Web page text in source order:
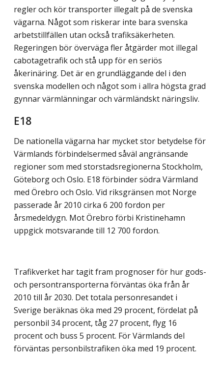
regler och kör transporter illegalt på de svenska
vägarna. Något som riskerar inte bara svenska
arbetstillfällen utan också trafiksäkerheten.
Regeringen bör överväga fler åtgärder mot illegal
cabotagetrafik och stå upp för en seriös
åkerinäring. Det är en grundläggande del i den
svenska modellen och något som i allra högsta grad
gynnar värmlänningar och värmländskt näringsliv.
E18
De nationella vägarna har mycket stor betydelse för
Värmlands förbindelsermed såväl angränsande
regioner som med storstadsregionerna Stockholm,
Göteborg och Oslo. E18 förbinder södra Värmland
med Örebro och Oslo. Vid riksgränsen mot Norge
passerade år 2010 cirka 6 200 fordon per
årsmedeldygn. Mot Örebro förbi Kristinehamn
uppgick motsvarande till 12 700 fordon.
Trafikverket har tagit fram prognoser för hur gods-
och persontransporterna förväntas öka från år
2010 till år 2030. Det totala personresandet i
Sverige beräknas öka med 29 procent, fördelat på
personbil 34 procent, tåg 27 procent, flyg 16
procent och buss 5 procent. För Värmlands del
förväntas personbilstrafiken öka med 19 procent.